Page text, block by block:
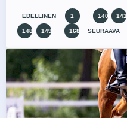
EDELLINEN 1 140 141
148 149 168 SEURAAVA